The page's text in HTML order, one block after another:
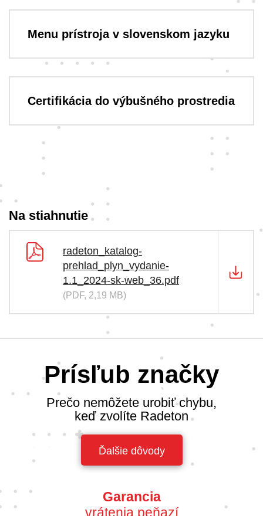
Menu prístroja v slovenskom jazyku
Certifikácia do výbušného prostredia
Na stiahnutie
radeton_katalog-
prehlad_plyn_vydanie-
1.1_2024-sk-web_36.pdf
(PDF, 2,19 MB)
Prísľub značky
Prečo nemôžete urobiť chybu,
keď zvolíte Radeton
Ďalšie dôvody
Garancia
vrátenia peňazí